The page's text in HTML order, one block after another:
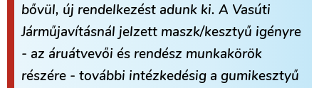
bővül, új rendelkezést adunk ki. A Vasúti
Járműjavításnál jelzett maszk/kesztyű igényre
- az áruátvevői és rendész munkakörök
részére - további intézkedésig a gumikesztyű